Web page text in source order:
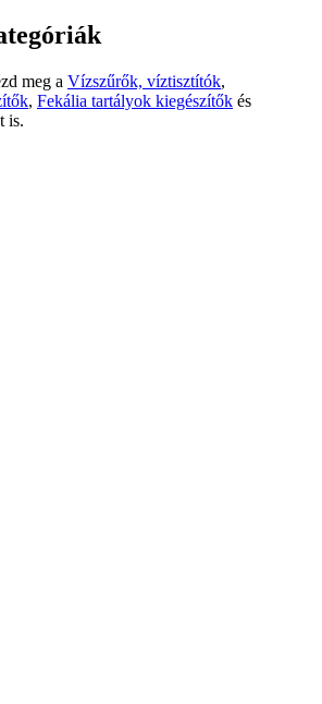
meg a Vízszűrők, víztisztítók,
, Fekália tartályok kiegészítők és
is.